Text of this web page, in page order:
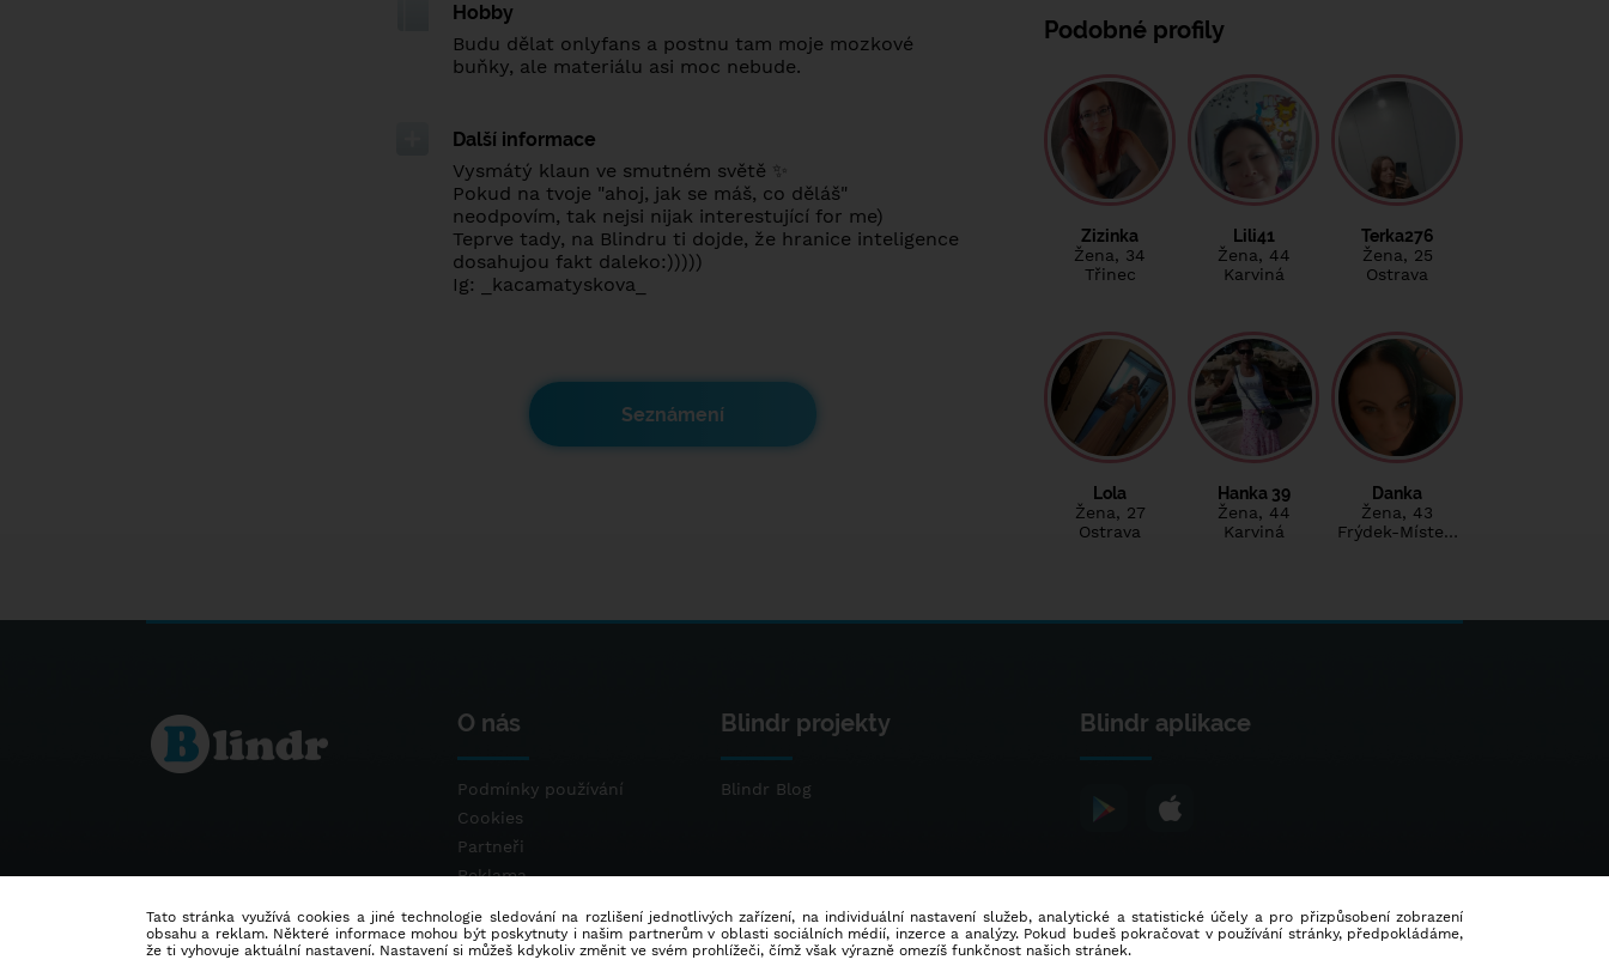
Hobby
Budu dělat onlyfans a postnu tam moje mozkové
buňky, ale materiálu asi moc nebude.
Další informace
Vysmátý klaun ve smutném světě ✨
Pokud na tvoje "ahoj, jak se máš, co děláš"
neodpovím, tak nejsi nijak interestující for me)
Teprve tady, na Blindru ti dojde, že hranice inteligence
dosahujou fakt daleko:)))))
Ig: _kacamatyskova_
Seznámení
Podobné profily
Zizinka
Žena, 34
Třinec
Lili41
Žena, 44
Karviná
Terka276
Žena, 25
Ostrava
Lola
Žena, 27
Ostrava
Hanka 39
Žena, 44
Karviná
Danka
Žena, 43
Frýdek-Míste…
O nás
Podmínky používání
Cookies
Partneři
Reklama
Blindr projekty
Blindr Blog
Blindr aplikace
Tato stránka využívá cookies a jiné technologie sledování na rozlišení jednotlivých zařízení, na individuální nastavení služeb, analytické a statistické účely a pro přizpůsobení zobrazení
obsahu a reklam. Některé informace mohou být poskytnuty i našim partnerům v oblasti sociálních médií, inzerce a analýzy. Pokud budeš pokračovat v používání stránky, předpokládáme,
že ti vyhovuje aktuální nastavení. Nastavení si můžeš kdykoliv změnit ve svém prohlížeči, čímž však výrazně omezíš funkčnost našich stránek.